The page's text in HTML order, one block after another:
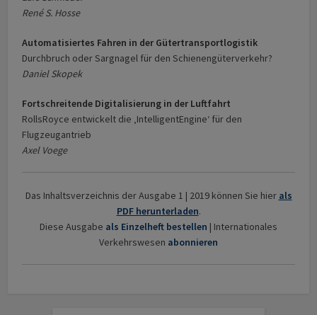
René S. Hosse
Automatisiertes Fahren in der Gütertransportlogistik
Durchbruch oder Sargnagel für den Schienengüterverkehr?
Daniel Skopek
Fortschreitende Digitalisierung in der Luftfahrt
Rolls­Royce entwickelt die ‚IntelligentEngine‘ für den
Flugzeugantrieb
Axel Voege
Das Inhaltsverzeichnis der Ausgabe 1 | 2019 können Sie hier als
PDF herunterladen.
Diese Ausgabe als Einzelheft bestellen | Internationales
Verkehrswesen abonnieren